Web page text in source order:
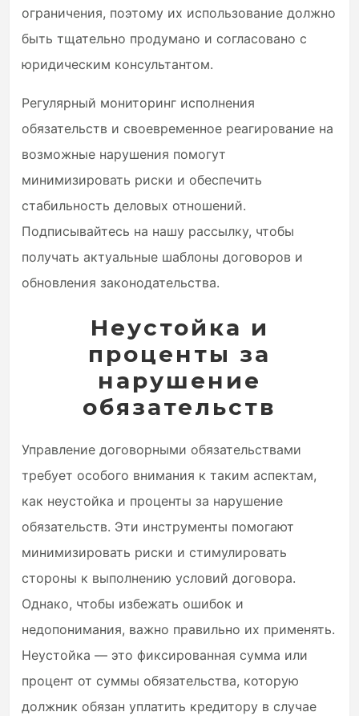
ограничения, поэтому их использование должно
быть тщательно продумано и согласовано с
юридическим консультантом.
Регулярный мониторинг исполнения
обязательств и своевременное реагирование на
возможные нарушения помогут
минимизировать риски и обеспечить
стабильность деловых отношений.
Подписывайтесь на нашу рассылку, чтобы
получать актуальные шаблоны договоров и
обновления законодательства.
Неустойка и
проценты за
нарушение
обязательств
Управление договорными обязательствами
требует особого внимания к таким аспектам,
как неустойка и проценты за нарушение
обязательств. Эти инструменты помогают
минимизировать риски и стимулировать
стороны к выполнению условий договора.
Однако, чтобы избежать ошибок и
недопонимания, важно правильно их применять.
Неустойка — это фиксированная сумма или
процент от суммы обязательства, которую
должник обязан уплатить кредитору в случае